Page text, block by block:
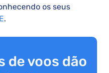
os seus
.
de voos dão